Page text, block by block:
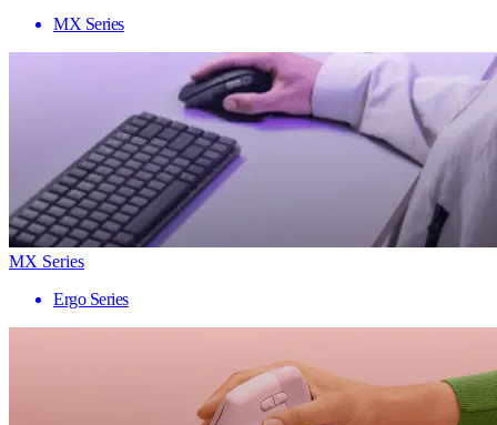
MX Series
MX Series
Ergo Series